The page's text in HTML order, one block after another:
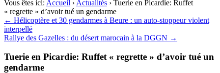
Vous êtes ici: Accueil › Actualités › Tuerie en Picardie: Ruffet
« regrette » d’avoir tué un gendarme
← Hélicoptère et 30 gendarmes à Beure : un auto-stoppeur violent
interpellé
Rallye des Gazelles : du désert marocain à la DGGN →
Tuerie en Picardie: Ruffet « regrette » d’avoir tué un
gendarme